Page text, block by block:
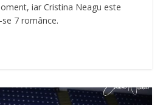
iar Cristina Neagu este
7 românce.